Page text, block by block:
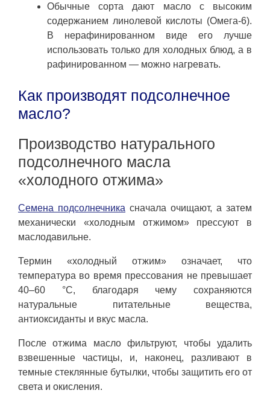
Обычные сорта дают масло с высоким
содержанием линолевой кислоты (Омега-6).
В нерафинированном виде его лучше
использовать только для холодных блюд, а в
рафинированном — можно нагревать.
Как производят подсолнечное
масло?
Производство натурального
подсолнечного масла
«холодного отжима»
Семена подсолнечника сначала очищают, а затем
механически «холодным отжимом» прессуют в
маслодавильне.
Термин «холодный отжим» означает, что
температура во время прессования не превышает
40–60 °C, благодаря чему сохраняются
натуральные питательные вещества,
антиоксиданты и вкус масла.
После отжима масло фильтруют, чтобы удалить
взвешенные частицы, и, наконец, разливают в
темные стеклянные бутылки, чтобы защитить его от
света и окисления.